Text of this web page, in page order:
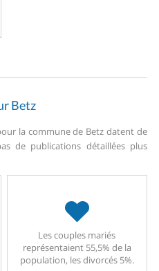
Betz
la commune de Betz datent de
de publications détaillées plus
Les couples mariés
représentaient 55,5% de la
population, les divorcés 5%.